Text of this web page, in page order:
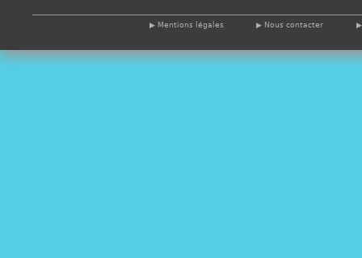
Mentions légales Nous contacter